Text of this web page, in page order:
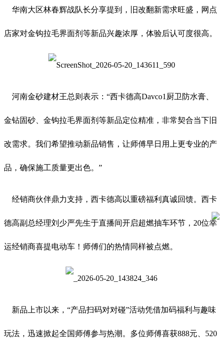
华南大区林春辉战队长分享提到，旧改翻新需求旺盛，网点
店家对金钩拉毛界面剂等新品兴趣浓厚，体验后认可度很高。
河南金砂建材王总则表示：“西卡德高Davco1厨卫防水膏、
金钻固砂、金钩拉毛界面剂等新品定位精准，非常契合当下旧
改需求。我们希望推动新品销售，让师傅早日用上更专业的产
品，确保施工质量更出色。”
经销商伙伴鼎力支持，西卡德高以重磅福利真诚回馈。西卡
德高副总经理刘少严先生于直播间开启超燃抽车环节，20位幸
运经销商喜提电动车！师傅们的热情同样被点燃。
新品上市以来，“产品扫码对对碰”活动凭借加码福利与趣味
玩法，迅速掀起全国师傅参与热潮。多位师傅喜获888元、520